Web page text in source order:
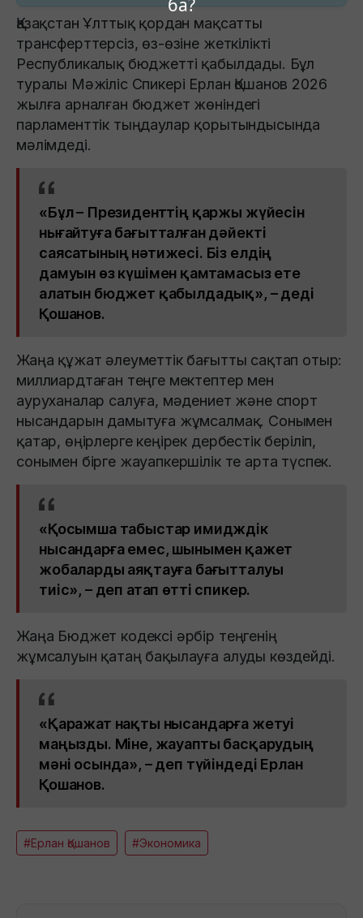
ба?
Қазақстан Ұлттық қордан мақсатты
трансферттерсіз, өз-өзіне жеткілікті
Республикалық бюджетті қабылдады. Бұл
туралы Мәжіліс Спикері Ерлан Қошанов 2026
жылға арналған бюджет жөніндегі
парламенттік тыңдаулар қорытындысында
мәлімдеді.
«Бұл – Президенттің қаржы жүйесін
нығайтуға бағытталған дәйекті
саясатының нәтижесі. Біз елдің
дамуын өз күшімен қамтамасыз ете
алатын бюджет қабылдадық», – деді
Қошанов.
Жаңа құжат әлеуметтік бағытты сақтап отыр:
миллиардтаған теңге мектептер мен
ауруханалар салуға, мәдениет және спорт
нысандарын дамытуға жұмсалмақ. Сонымен
қатар, өңірлерге кеңірек дербестік беріліп,
сонымен бірге жауапкершілік те арта түспек.
«Қосымша табыстар имидждік
нысандарға емес, шынымен қажет
жобаларды аяқтауға бағытталуы
тиіс», – деп атап өтті спикер.
Жаңа Бюджет кодексі әрбір теңгенің
жұмсалуын қатаң бақылауға алуды көздейді.
«Қаражат нақты нысандарға жетуі
маңызды. Міне, жауапты басқарудың
мәні осында», – деп түйіндеді Ерлан
Қошанов.
#Ерлан Қошанов #Экономика